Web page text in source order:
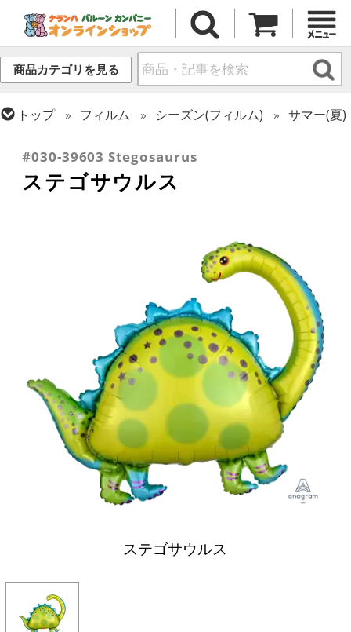
商品カテゴリを見る
トップ フィルム シーズン(フィルム)
サマー(夏)
#030-39603 Stegosaurus
ステゴサウルス
ステゴサウルス